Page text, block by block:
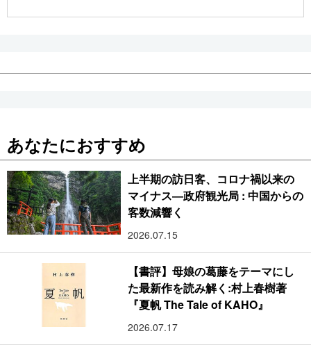
あなたにおすすめ
上半期の訪日客、コロナ禍以来の
マイナス―政府観光局 : 中国からの
客数減響く
2026.07.15
【書評】母娘の葛藤をテーマにし
た最新作を読み解く:村上春樹著
『夏帆 The Tale of KAHO』
2026.07.17